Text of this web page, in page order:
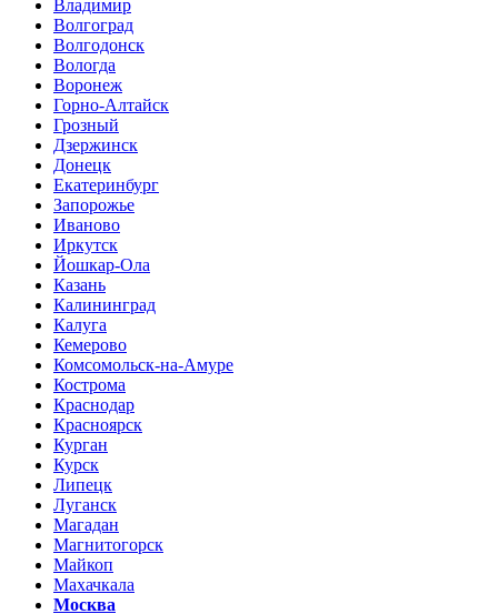
Владимир
Волгоград
Волгодонск
Вологда
Воронеж
Горно-Алтайск
Грозный
Дзержинск
Донецк
Екатеринбург
Запорожье
Иваново
Иркутск
Йошкар-Ола
Казань
Калининград
Калуга
Кемерово
Комсомольск-на-Амуре
Кострома
Краснодар
Красноярск
Курган
Курск
Липецк
Луганск
Магадан
Магнитогорск
Майкоп
Махачкала
Москва